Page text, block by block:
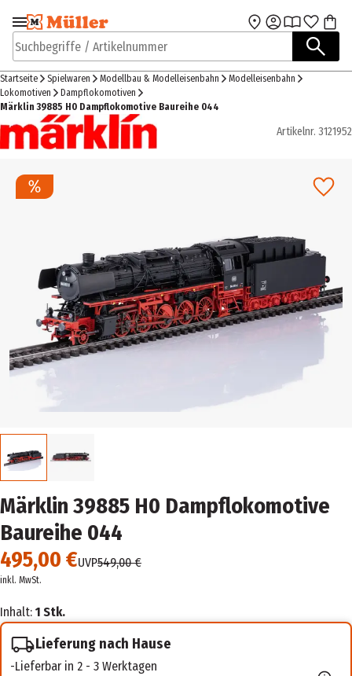
Zur Navigation
springen
Zum Hauptinhalt
Suchbegriffe / Artikelnummer
Startseite Spielwaren Modellbau & Modelleisenbahn
Modelleisenbahn
Lokomotiven
Dampflokomotiven
Märklin 39885 H0 Dampflokomotive Baureihe 044
Artikelnr. 3121952
Märklin 39885 H0 Dampflokomotive
Baureihe 044
495,00 €UVP549,00 €
inkl. MwSt.
Inhalt: 1 Stk.
Lieferung nach Hause
Lieferbar in 2 - 3 Werktagen